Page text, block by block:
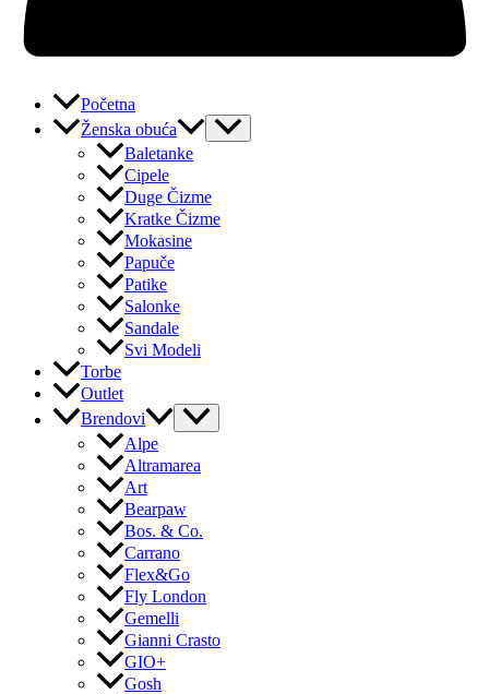
Početna
Ženska obuća
Baletanke
Cipele
Duge Čizme
Kratke Čizme
Mokasine
Papuče
Patike
Salonke
Sandale
Svi Modeli
Torbe
Outlet
Brendovi
Alpe
Altramarea
Art
Bearpaw
Bos. & Co.
Carrano
Flex&Go
Fly London
Gemelli
Gianni Crasto
GIO+
Gosh